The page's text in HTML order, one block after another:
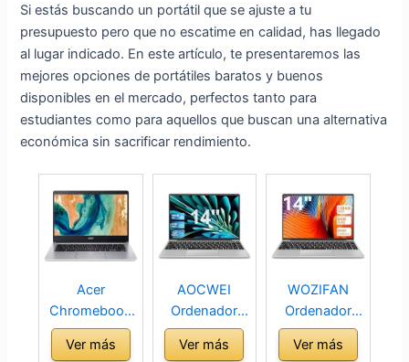
Si estás buscando un portátil que se ajuste a tu
presupuesto pero que no escatime en calidad, has llegado
al lugar indicado. En este artículo, te presentaremos las
mejores opciones de portátiles baratos y buenos
disponibles en el mercado, perfectos tanto para
estudiantes como para aquellos que buscan una alternativa
económica sin sacrificar rendimiento.
Acer
Chromebook
314 CB314-
2H-K8MM -
Ver más
AOCWEI
Ordenador
Portátil Win 11
con 5G WiFi,
Ver más
WOZIFAN
Ordenador
Portátil 14´´
Win11 128GB
Ver más